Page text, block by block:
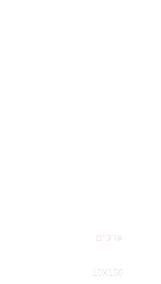
ערכים
10X150